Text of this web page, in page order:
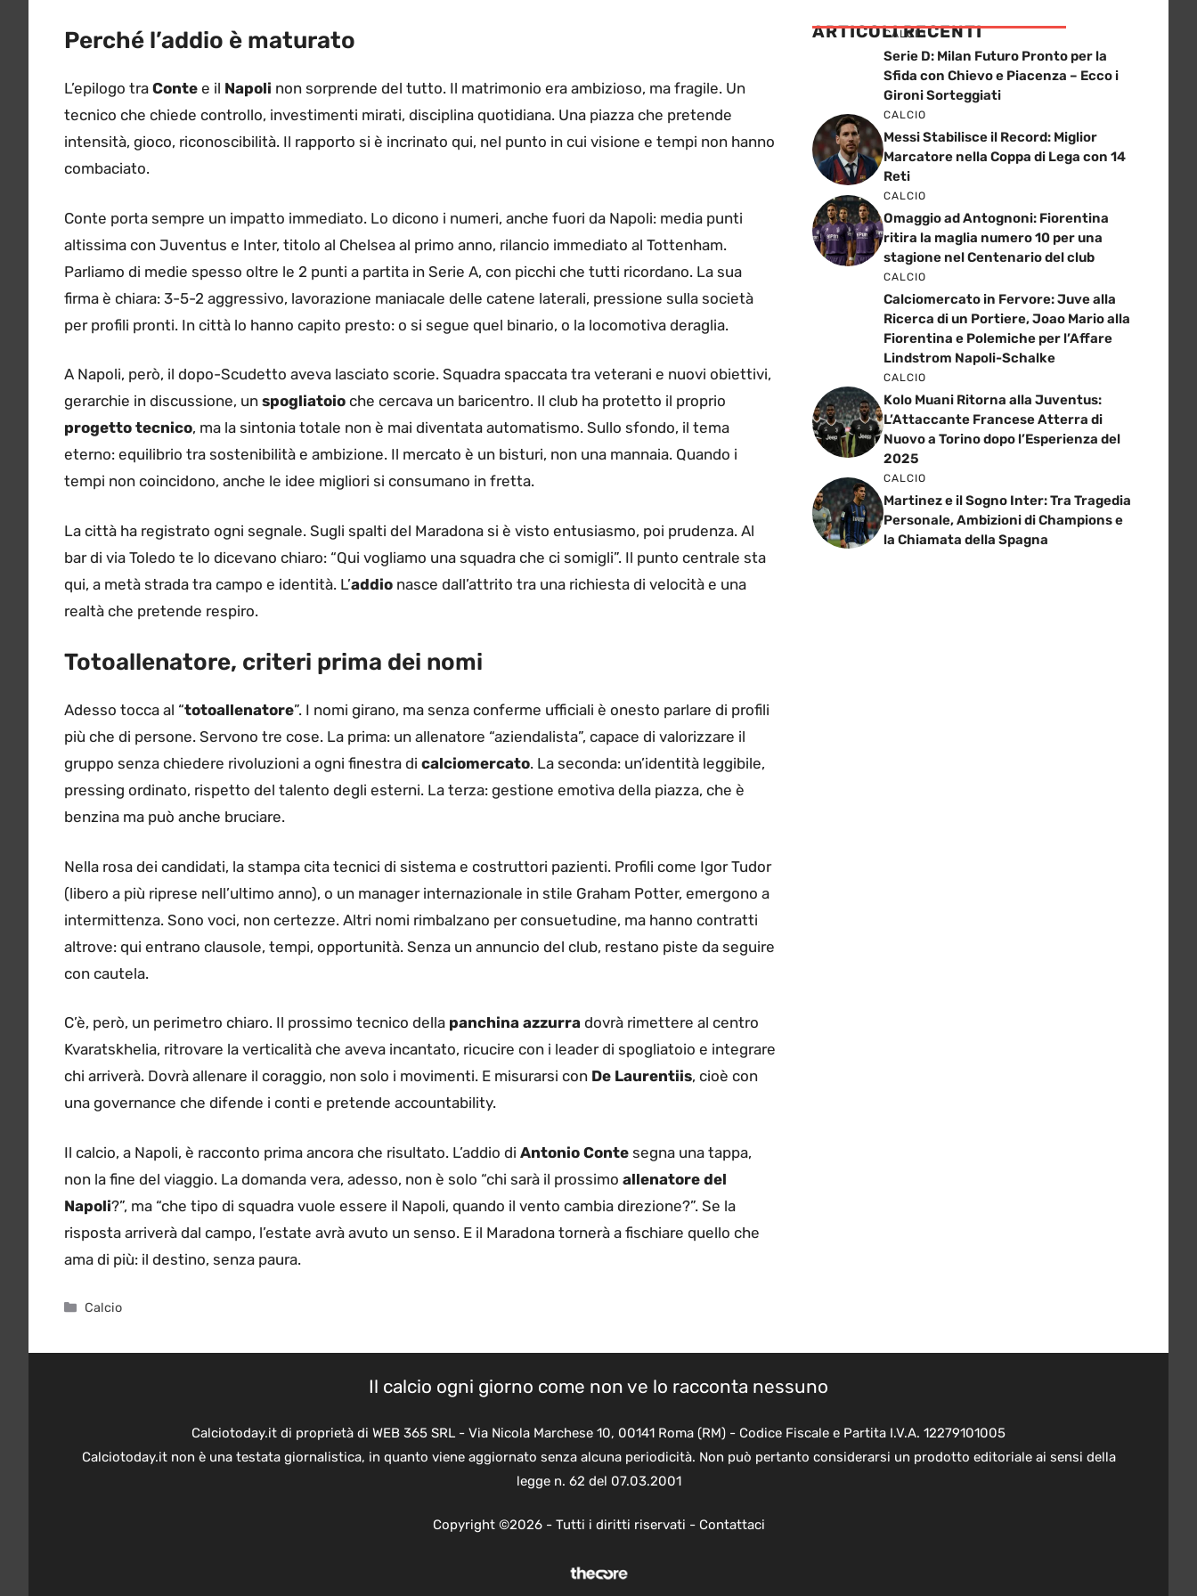
Perché l’addio è maturato
L’epilogo tra Conte e il Napoli non sorprende del tutto. Il matrimonio era ambizioso, ma fragile. Un
tecnico che chiede controllo, investimenti mirati, disciplina quotidiana. Una piazza che pretende
intensità, gioco, riconoscibilità. Il rapporto si è incrinato qui, nel punto in cui visione e tempi non hanno
combaciato.
Conte porta sempre un impatto immediato. Lo dicono i numeri, anche fuori da Napoli: media punti
altissima con Juventus e Inter, titolo al Chelsea al primo anno, rilancio immediato al Tottenham.
Parliamo di medie spesso oltre le 2 punti a partita in Serie A, con picchi che tutti ricordano. La sua
firma è chiara: 3-5-2 aggressivo, lavorazione maniacale delle catene laterali, pressione sulla società
per profili pronti. In città lo hanno capito presto: o si segue quel binario, o la locomotiva deraglia.
A Napoli, però, il dopo-Scudetto aveva lasciato scorie. Squadra spaccata tra veterani e nuovi obiettivi,
gerarchie in discussione, un spogliatoio che cercava un baricentro. Il club ha protetto il proprio
progetto tecnico, ma la sintonia totale non è mai diventata automatismo. Sullo sfondo, il tema
eterno: equilibrio tra sostenibilità e ambizione. Il mercato è un bisturi, non una mannaia. Quando i
tempi non coincidono, anche le idee migliori si consumano in fretta.
La città ha registrato ogni segnale. Sugli spalti del Maradona si è visto entusiasmo, poi prudenza. Al
bar di via Toledo te lo dicevano chiaro: “Qui vogliamo una squadra che ci somigli”. Il punto centrale sta
qui, a metà strada tra campo e identità. L’addio nasce dall’attrito tra una richiesta di velocità e una
realtà che pretende respiro.
Totoallenatore, criteri prima dei nomi
Adesso tocca al “totoallenatore”. I nomi girano, ma senza conferme ufficiali è onesto parlare di profili
più che di persone. Servono tre cose. La prima: un allenatore “aziendalista”, capace di valorizzare il
gruppo senza chiedere rivoluzioni a ogni finestra di calciomercato. La seconda: un’identità leggibile,
pressing ordinato, rispetto del talento degli esterni. La terza: gestione emotiva della piazza, che è
benzina ma può anche bruciare.
Nella rosa dei candidati, la stampa cita tecnici di sistema e costruttori pazienti. Profili come Igor Tudor
(libero a più riprese nell’ultimo anno), o un manager internazionale in stile Graham Potter, emergono a
intermittenza. Sono voci, non certezze. Altri nomi rimbalzano per consuetudine, ma hanno contratti
altrove: qui entrano clausole, tempi, opportunità. Senza un annuncio del club, restano piste da seguire
con cautela.
C’è, però, un perimetro chiaro. Il prossimo tecnico della panchina azzurra dovrà rimettere al centro
Kvaratskhelia, ritrovare la verticalità che aveva incantato, ricucire con i leader di spogliatoio e integrare
chi arriverà. Dovrà allenare il coraggio, non solo i movimenti. E misurarsi con De Laurentiis, cioè con
una governance che difende i conti e pretende accountability.
Il calcio, a Napoli, è racconto prima ancora che risultato. L’addio di Antonio Conte segna una tappa,
non la fine del viaggio. La domanda vera, adesso, non è solo “chi sarà il prossimo allenatore del
Napoli?”, ma “che tipo di squadra vuole essere il Napoli, quando il vento cambia direzione?”. Se la
risposta arriverà dal campo, l’estate avrà avuto un senso. E il Maradona tornerà a fischiare quello che
ama di più: il destino, senza paura.
Categorie
Calcio
ARTICOLI RECENTI
CALCIO
Serie D: Milan Futuro Pronto per la
Sfida con Chievo e Piacenza – Ecco i
Gironi Sorteggiati
CALCIO
Messi Stabilisce il Record: Miglior
Marcatore nella Coppa di Lega con 14
Reti
CALCIO
Omaggio ad Antognoni: Fiorentina
ritira la maglia numero 10 per una
stagione nel Centenario del club
CALCIO
Calciomercato in Fervore: Juve alla
Ricerca di un Portiere, Joao Mario alla
Fiorentina e Polemiche per l’Affare
Lindstrom Napoli-Schalke
CALCIO
Kolo Muani Ritorna alla Juventus:
L’Attaccante Francese Atterra di
Nuovo a Torino dopo l’Esperienza del
2025
CALCIO
Martinez e il Sogno Inter: Tra Tragedia
Personale, Ambizioni di Champions e
la Chiamata della Spagna
Il calcio ogni giorno come non ve lo racconta nessuno
Calciotoday.it di proprietà di WEB 365 SRL - Via Nicola Marchese 10, 00141 Roma (RM) - Codice Fiscale e Partita I.V.A. 12279101005
Calciotoday.it non è una testata giornalistica, in quanto viene aggiornato senza alcuna periodicità. Non può pertanto considerarsi un prodotto editoriale ai sensi della
legge n. 62 del 07.03.2001
Copyright ©2026 - Tutti i diritti riservati - Contattaci